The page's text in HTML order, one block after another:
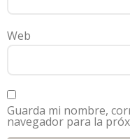
Web
Guarda mi nombre,
navegador para la